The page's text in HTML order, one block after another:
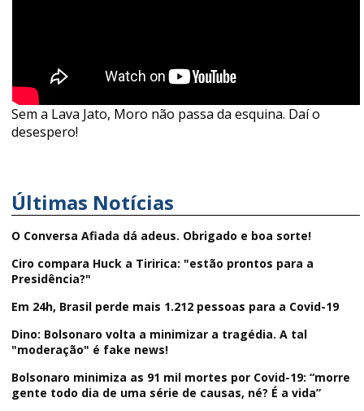
Sem a Lava Jato, Moro não passa da esquina. Daí o
desespero!
Últimas Notícias
O Conversa Afiada dá adeus. Obrigado e boa sorte!
Ciro compara Huck a Tiririca: "estão prontos para a
Presidência?"
Em 24h, Brasil perde mais 1.212 pessoas para a Covid-19
Dino: Bolsonaro volta a minimizar a tragédia. A tal
"moderação" é fake news!
Bolsonaro minimiza as 91 mil mortes por Covid-19: “morre
gente todo dia de uma série de causas, né? É a vida”